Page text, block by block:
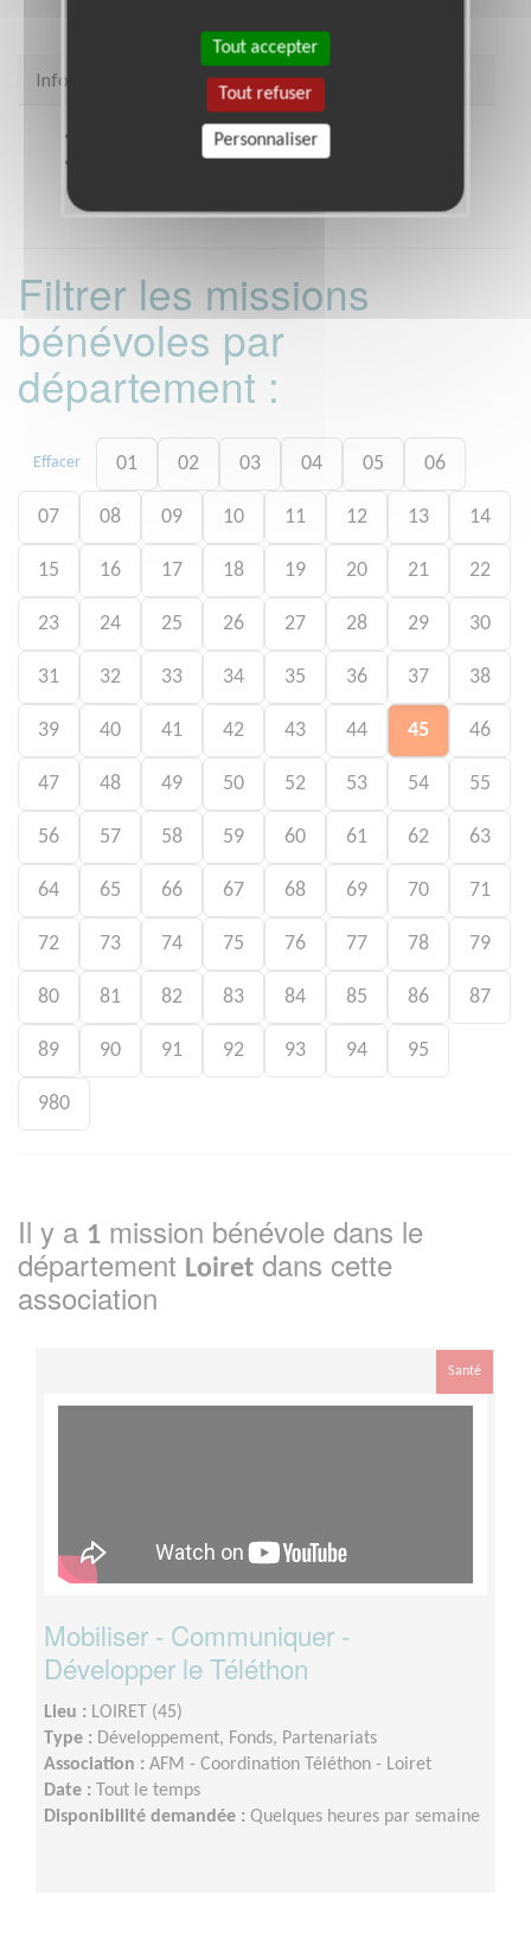
Infos pratiques
coordination.telethon.fr/coo/0440/
12 Allée Baco NANTES (44000)
Filtrer les missions
bénévoles par
département :
Effacer 01 02 03 04 05 06
07 08 09 10 11 12 13 14
15 16 17 18 19 20 21 22
23 24 25 26 27 28 29 30
31 32 33 34 35 36 37 38
39 40 41 42 43 44 45 46
47 48 49 50 52 53 54 55
56 57 58 59 60 61 62 63
64 65 66 67 68 69 70 71
72 73 74 75 76 77 78 79
80 81 82 83 84 85 86 87
89 90 91 92 93 94 95
980
Il y a 1 mission bénévole dans le
département Loiret dans cette
association
Santé
Mobiliser - Communiquer -
Développer le Téléthon
Lieu : LOIRET (45)
Type : Développement, Fonds, Partenariats
Association : AFM - Coordination Téléthon - Loiret
Date :
Tout le temps
Disponibilité demandée : Quelques heures par semaine
Tout accepter
Tout refuser
Personnaliser